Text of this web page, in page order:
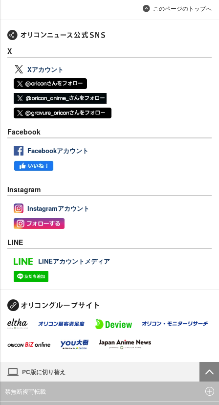
このページのトップへ
X
Xアカウント
Facebook
Facebookアカウント
Instagram
Instagramアカウント
LINE
LINEアカウントメディア
PC版に切り替え
禁無断複写転載